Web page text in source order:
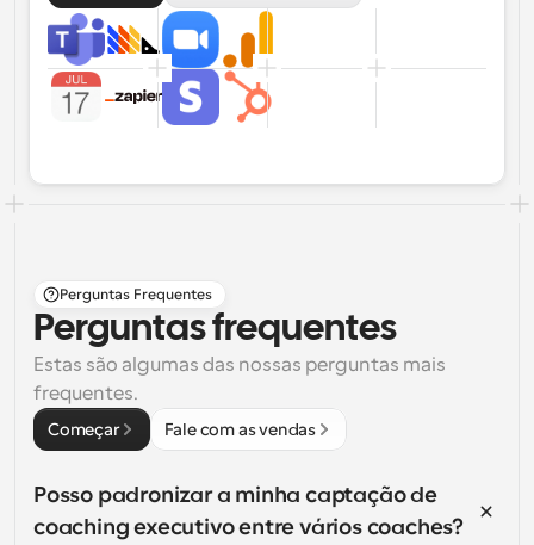
Perguntas Frequentes
Perguntas frequentes
Estas são algumas das nossas perguntas mais
frequentes.
Começar Fale com as vendas
Posso padronizar a minha captação de
coaching executivo entre vários coaches?